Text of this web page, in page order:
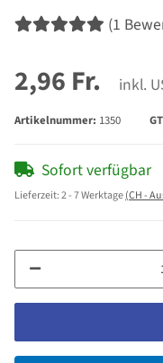
(1
2,96 Fr. inkl.
Artikelnummer: 1350
Sofort verfügbar
Lieferzeit:2 - 7 Werktage(CH -